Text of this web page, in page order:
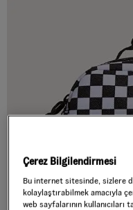
Çerez Bilgilendirmesi
Bu internet sitesinde, sizlere
kolaylaştırabilmek amacıyla
web sayfalarının